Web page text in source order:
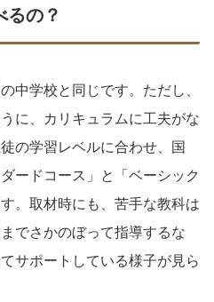
るの？
中学校と同じです。ただし、
に、カリキュラムに工夫がな
の学習レベルに合わせ、国
ードコース」と「ベーシック
。取材時にも、苦手な教科は
でさかのぼって指導するな
サポートしている様子が見ら